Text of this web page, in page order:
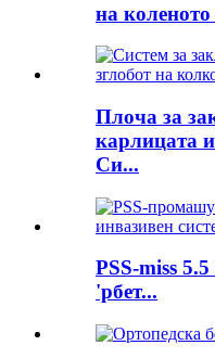
на коленото
Плоча за
карлицата
Си...
PSS-miss
'рбет...